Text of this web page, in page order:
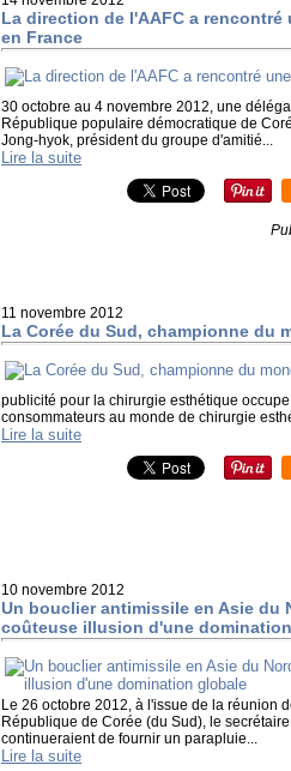
La direction de l'AAFC a
en France
30 octobre au 4 novembre 2012, une
République populaire démocratique de
Jong-hyok, président du groupe d'amitié...
Lire la suite
11 novembre 2012
La Corée du Sud, championne du
publicité pour la chirurgie esthétique
consommateurs au monde de chirurgie
Lire la suite
10 novembre 2012
Un bouclier antimissile en Asie du
coûteuse illusion d'une
Le 26 octobre 2012, à l'issue de la réunion
République de Corée (du Sud), le
continueraient de fournir un parapluie...
Lire la suite